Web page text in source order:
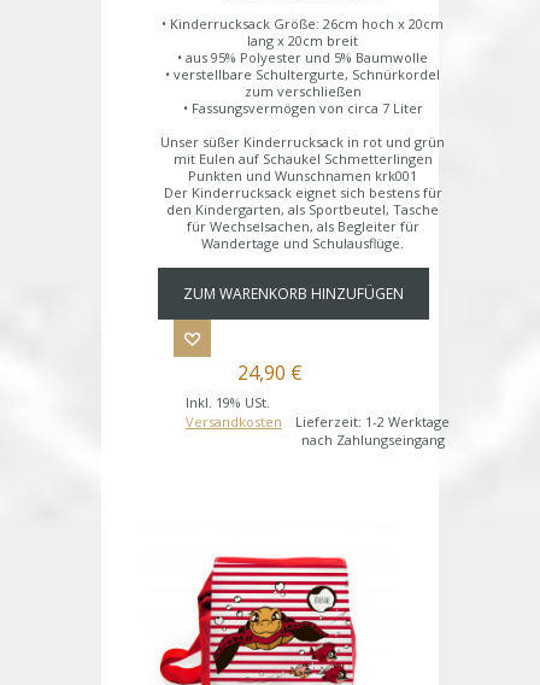
• Kinderrucksack Größe: 26cm hoch x 20cm
lang x 20cm breit
• aus 95% Polyester und 5% Baumwolle
• verstellbare Schultergurte, Schnürkordel
zum verschließen
• Fassungsvermögen von circa 7 Liter
Unser süßer Kinderrucksack in rot und grün
mit Eulen auf Schaukel Schmetterlingen
Punkten und Wunschnamen krk001
Der Kinderrucksack eignet sich bestens für
den Kindergarten, als Sportbeutel, Tasche
für Wechselsachen, als Begleiter für
Wandertage und Schulausflüge.
ZUM WARENKORB HINZUFÜGEN
24,90 €
Inkl. 19% USt.
Versandkosten
Lieferzeit: 1-2 Werktage
nach Zahlungseingang